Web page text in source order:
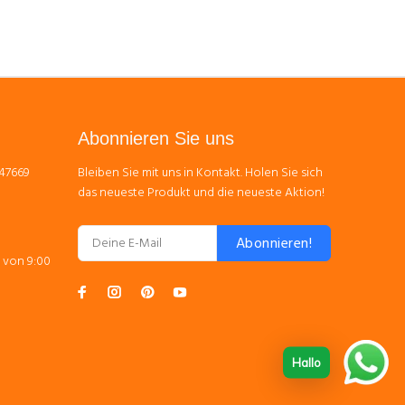
9:00
Abonnieren Sie uns
Bleiben Sie mit uns in Kontakt. Holen Sie sich
das neueste Produkt und die neueste Aktion!
Abonnieren!
Hallo